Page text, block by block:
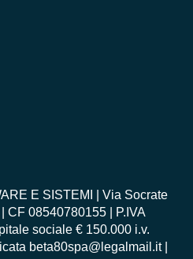
E SISTEMI | Via Socrate
CF 08540780155 | P.IVA
sociale € 150.000 i.v.
beta80spa@legalmail.it |